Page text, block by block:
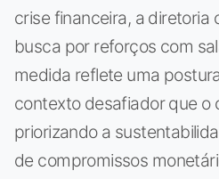
crise financeira, a diretoria
busca por reforços com
medida reflete uma
contexto desafiador que o
priorizando a
de compromissos